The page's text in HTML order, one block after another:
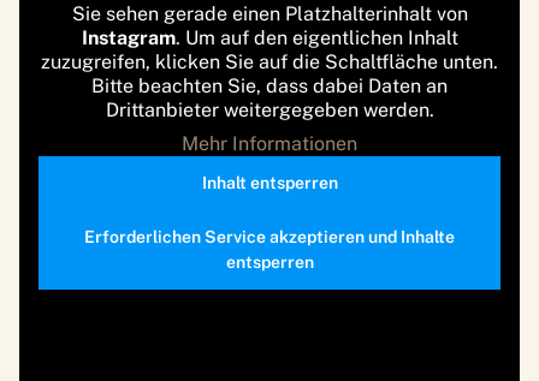
Sie sehen gerade einen Platzhalterinhalt von
Instagram. Um auf den eigentlichen Inhalt
zuzugreifen, klicken Sie auf die Schaltfläche unten.
Bitte beachten Sie, dass dabei Daten an
Drittanbieter weitergegeben werden.
Mehr Informationen
Inhalt entsperren
Erforderlichen Service akzeptieren und Inhalte
entsperren